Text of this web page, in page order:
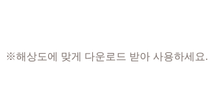
※해상도에 맞게 다운로드 받아 사용하세요.